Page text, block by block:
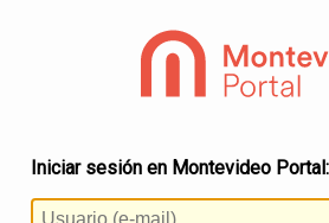
Iniciar sesión en Montevideo Portal: